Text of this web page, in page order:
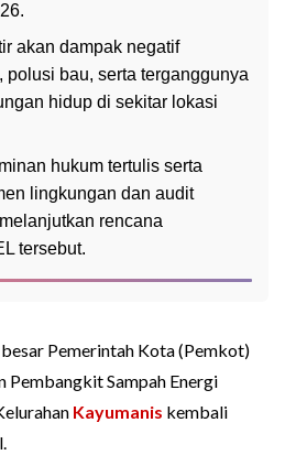
akan dampak negatif
polusi bau, serta terganggunya
hidup di sekitar lokasi
hukum tertulis serta
lingkungan dan audit
rencana
tersebut.
besar Pemerintah Kota (Pemkot)
Pembangkit Sampah Energi
Kayumanis kembali